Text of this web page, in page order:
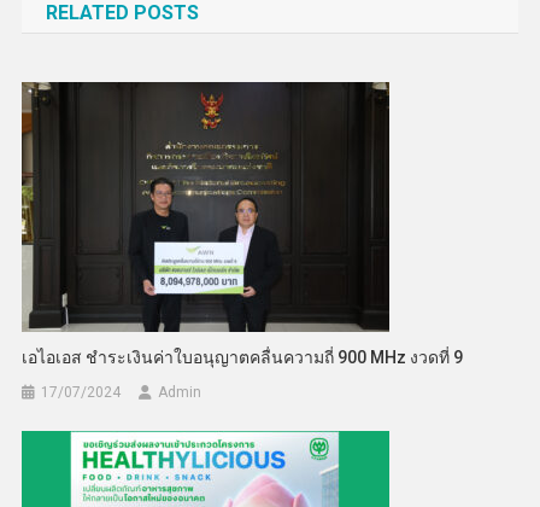
RELATED POSTS
เอไอเอส ชำระเงินค่าใบอนุญาตคลื่นความถี่ 900 MHz งวดที่ 9
17/07/2024 Admin